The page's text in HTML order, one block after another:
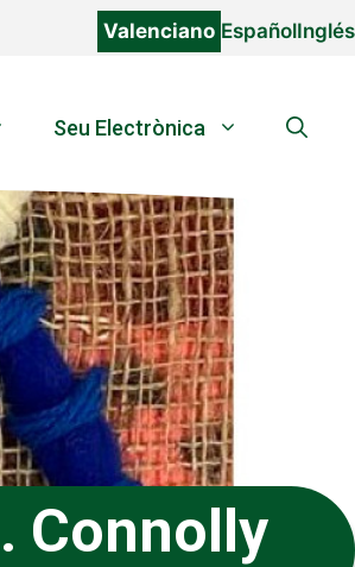
Valenciano EspañolInglés
Seu Electrònica
Connolly